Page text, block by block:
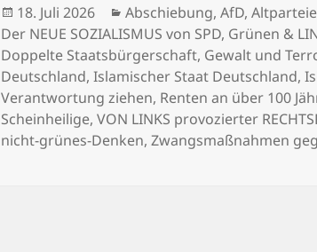
Veröffentlicht
am
18. Juli 2026 Kategorien
Abschiebung,AfD,
Der NEUE SOZIALISMUS von SPD, Grünen &
Doppelte Staatsbürgerschaft, Gewalt und
Deutschland,Islamischer Staat Deutschland,
Verantwortung ziehen, Renten an über 100
Scheinheilige,VON LINKS provozierter
nicht-grünes-Denken,Zwangsmaßnahmen